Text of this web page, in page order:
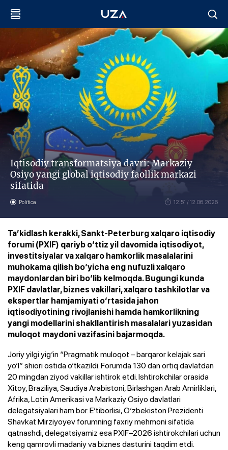
Iqtisodiy transformatsiya davri: Markaziy
Osiyo yangi global iqtisodiy faollik markazi
sifatida
Política 12:51 / 12.06.2026
Ta’kidlash kerakki, Sankt-Peterburg xalqaro iqtisodiy
forumi (PXIF) qariyb o‘ttiz yil davomida iqtisodiyot,
investitsiyalar va xalqaro hamkorlik masalalarini
muhokama qilish bo‘yicha eng nufuzli xalqaro
maydonlardan biri bo‘lib kelmoqda. Bugungi kunda
PXIF davlatlar, biznes vakillari, xalqaro tashkilotlar va
ekspertlar hamjamiyati o‘rtasida jahon
iqtisodiyotining rivojlanishi hamda hamkorlikning
yangi modellarini shakllantirish masalalari yuzasidan
muloqot maydoni vazifasini bajarmoqda.
Joriy yilgi yig‘in “Pragmatik muloqot – barqaror kelajak sari
yo‘l” shiori ostida o‘tkazildi. Forumda 130 dan ortiq davlatdan
20 mingdan ziyod vakillar ishtirok etdi. Ishtirokchilar orasida
Xitoy, Braziliya, Saudiya Arabistoni, Birlashgan Arab Amirliklari,
Afrika, Lotin Amerikasi va Markaziy Osiyo davlatlari
delegatsiyalari ham bor. E’tiborlisi, O‘zbekiston Prezidenti
Shavkat Mirziyoyev forumning faxriy mehmoni sifatida
qatnashdi, delegatsiyamiz esa PXIF–2026 ishtirokchilari uchun
keng qamrovli madaniy va biznes dasturini taqdim etdi.